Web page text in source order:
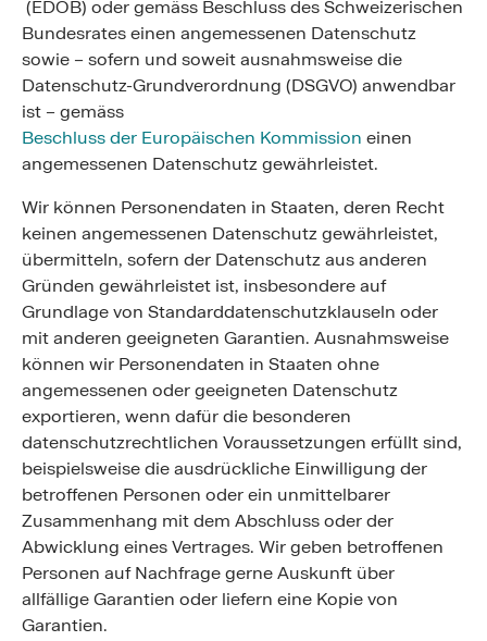
(EDÖB) oder gemäss Beschluss des Schweizerischen
Bundesrates einen angemessenen Datenschutz
sowie – sofern und soweit ausnahmsweise die
Datenschutz-Grundverordnung (DSGVO) anwendbar
ist – gemäss
Beschluss der Europäischen Kommission einen
angemessenen Datenschutz gewährleistet.
Wir können Personendaten in Staaten, deren Recht
keinen angemessenen Datenschutz gewährleistet,
übermitteln, sofern der Datenschutz aus anderen
Gründen gewährleistet ist, insbesondere auf
Grundlage von Standarddatenschutzklauseln oder
mit anderen geeigneten Garantien. Ausnahmsweise
können wir Personendaten in Staaten ohne
angemessenen oder geeigneten Datenschutz
exportieren, wenn dafür die besonderen
datenschutzrechtlichen Voraussetzungen erfüllt sind,
beispielsweise die ausdrückliche Einwilligung der
betroffenen Personen oder ein unmittelbarer
Zusammenhang mit dem Abschluss oder der
Abwicklung eines Vertrages. Wir geben betroffenen
Personen auf Nachfrage gerne Auskunft über
allfällige Garantien oder liefern eine Kopie von
Garantien.